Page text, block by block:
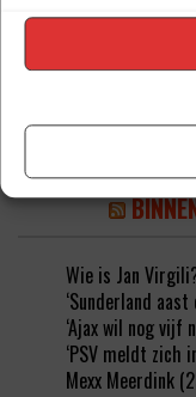
Wie is Jan
‘Sunderland
‘Ajax wil nog vijf
‘PSV meldt zich
Mexx Meerdink